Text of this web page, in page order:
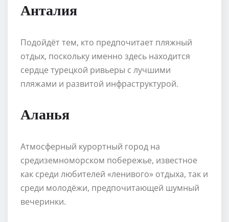
Анталия
Подойдёт тем, кто предпочитает пляжный
отдых, поскольку именно здесь находится
сердце турецкой ривьеры с лучшими
пляжами и развитой инфраструктурой.
Аланья
Атмосферный курортный город на
средиземноморском побережье, известное
как среди любителей «ленивого» отдыха, так и
среди молодёжи, предпочитающей шумный
вечеринки.